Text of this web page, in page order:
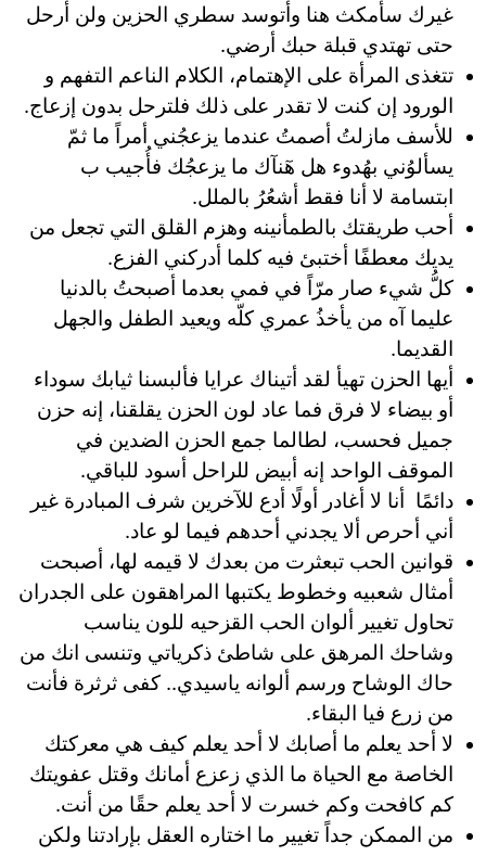
غيرك سأمكث هنا وأتوسد سطري الحزين ولن أرحل
حتى تهتدي قبلة حبك أرضي.
تتغذى المرأة على الإهتمام، الكلام الناعم التفهم و
الورود إن كنت لا تقدر على ذلك فلترحل بدون إزعاج.
للأسف مازلتُ أصمتُ عندما يزعجُني أمراً ما ثمّ
يسألوُني بهُدوء هل ھٓنآك ما يزعجُك فأُجيب ب
ابتسامة لا أنا فقط أشعُرُ بالملل.
أحب طريقتك بالطمأنينه وهزم القلق التي تجعل من
يديك معطفًا أختبئ فيه كلما أدركني الفزع.
كلُّ شيء صار مرّاً في فمي بعدما أصبحتُ بالدنيا
عليما آه من يأخذُ عمري كلّه ويعيد الطفل والجهل
القديما.
أيها الحزن تهيأ لقد أتيناك عرايا فألبسنا ثيابك سوداء
أو بيضاء لا فرق فما عاد لون الحزن يقلقنا، إنه حزن
جميل فحسب، لطالما جمع الحزن الضدين في
الموقف الواحد إنه أبيض للراحل أسود للباقي.
دائمًا أنا لا أغادر أولًا أدع للآخرين شرف المبادرة غير
أني أحرص ألا يجدني أحدهم فيما لو عاد.
قوانين الحب تبعثرت من بعدك لا قيمه لها، أصبحت
أمثال شعبيه وخطوط يكتبها المراهقون على الجدران
تحاول تغيير ألوان الحب القزحيه للون يناسب
وشاحك المرهق على شاطئ ذكرياتي وتنسى انك من
حاك الوشاح ورسم ألوانه ياسيدي.. كفى ثرثرة فأنت
من زرع فيا البقاء.
لا أحد يعلم ما أصابك لا أحد يعلم كيف هي معركتك
الخاصة مع الحياة ما الذي زعزع أمانك وقتل عفويتك
كم كافحت وكم خسرت لا أحد يعلم حقًا من أنت.
من الممكن جداً تغيير ما اختاره العقل بإرادتنا ولكن